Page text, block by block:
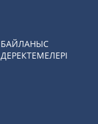
БАЙЛАНЫС
ДЕРЕКТЕМЕЛЕРІ